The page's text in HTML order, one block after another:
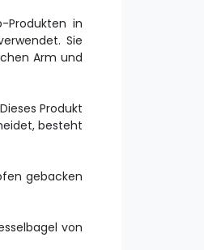
Produkten in
Sie
Arm und
Produkt
besteht
gebacken
von